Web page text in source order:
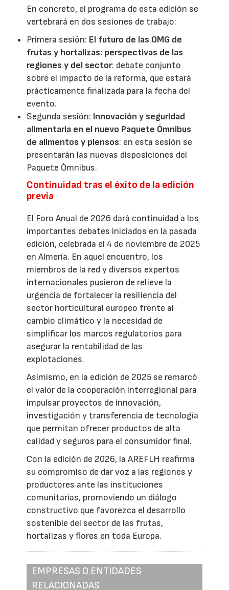
En concreto, el programa de esta edición se
vertebrará en dos sesiones de trabajo:
Primera sesión: El futuro de las OMG de
frutas y hortalizas: perspectivas de las
regiones y del sector: debate conjunto
sobre el impacto de la reforma, que estará
prácticamente finalizada para la fecha del
evento.
Segunda sesión: Innovación y seguridad
alimentaria en el nuevo Paquete Ómnibus
de alimentos y piensos: en esta sesión se
presentarán las nuevas disposiciones del
Paquete Ómnibus.
Continuidad tras el éxito de la edición
previa
El Foro Anual de 2026 dará continuidad a los
importantes debates iniciados en la pasada
edición, celebrada el 4 de noviembre de 2025
en Almería. En aquel encuentro, los
miembros de la red y diversos expertos
internacionales pusieron de relieve la
urgencia de fortalecer la resiliencia del
sector horticultural europeo frente al
cambio climático y la necesidad de
simplificar los marcos regulatorios para
asegurar la rentabilidad de las
explotaciones.
Asimismo, en la edición de 2025 se remarcó
el valor de la cooperación interregional para
impulsar proyectos de innovación,
investigación y transferencia de tecnología
que permitan ofrecer productos de alta
calidad y seguros para el consumidor final.
Con la edición de 2026, la AREFLH reafirma
su compromiso de dar voz a las regiones y
productores ante las instituciones
comunitarias, promoviendo un diálogo
constructivo que favorezca el desarrollo
sostenible del sector de las frutas,
hortalizas y flores en toda Europa.
EMPRESAS O ENTIDADES
RELACIONADAS